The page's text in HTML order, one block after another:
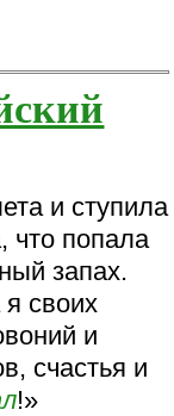
и ступила
что попала
запах.
своих
и
счастья и
!»